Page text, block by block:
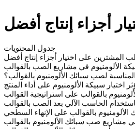
أجزاء إنتاج أفضل
جدول المحتويات
المشترين على اختيار أجزاء إنتاج أفضل
الألومنيوم في مشاريع الصب بالقوالب
لصب سبائك الألومنيوم بالقوالب؟
اختيار سبيكة الألومنيوم على أداء المنتج
بالقوالب على استراتيجية القوالب
الحاسب الآلي بعد الصب بالقوالب
بالقوالب على الإنهاء السطحي
مشاريع صب سبائك الألومنيوم بالقوالب